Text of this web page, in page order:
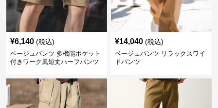
¥6,140 (税込)
ベージュパンツ 多機能ポケット
付きワーク風短丈ハーフパンツ
¥14,040 (税込)
ベージュパンツ リラックスワイ
ドパンツ